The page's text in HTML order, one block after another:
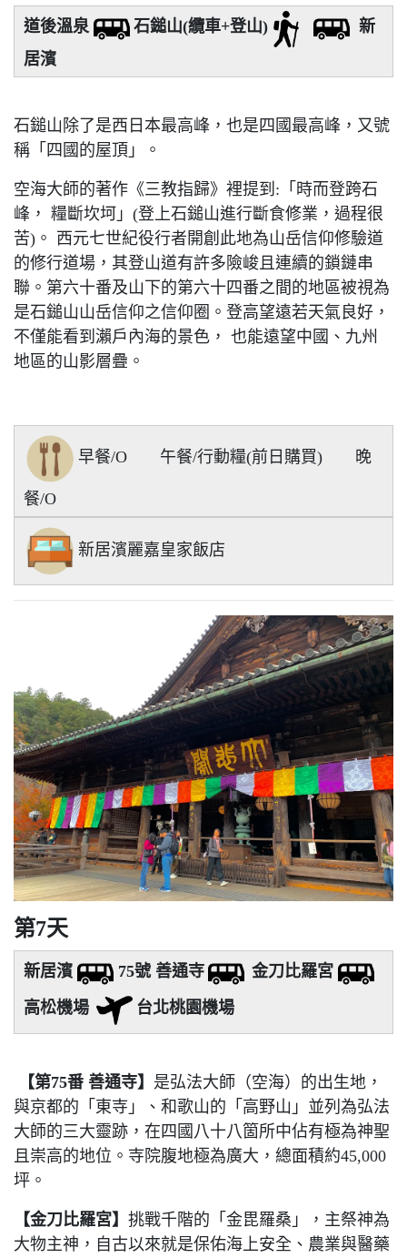
道後溫泉 石鎚山(纜車+登山)
新
居濱
石鎚山除了是西日本最高峰，也是四國最高峰，又號
稱「四國的屋頂」。
空海大師的著作《三教指歸》裡提到:「時而登跨石
峰， 糧斷坎坷」(登上石鎚山進行斷食修業，過程很
苦)。 西元七世紀役行者開創此地為山岳信仰修驗道
的修行道場，其登山道有許多險峻且連續的鎖鏈串
聯。第六十番及山下的第六十四番之間的地區被視為
是石鎚山山岳信仰之信仰圈。登高望遠若天氣良好，
不僅能看到瀨戶內海的景色， 也能遠望中國、九州
地區的山影層疊。
早餐/O 午餐/行動糧(前日購買) 晚
餐/O
新居濱麗嘉皇家飯店
第7天
新居濱 75號 善通寺
金刀比羅宮
高松機場
台北桃園機場
【第75番 善通寺】 是弘法大師（空海）的出生地，
與京都的「東寺」、和歌山的「高野山」並列為弘法
大師的三大靈跡，在四國八十八箇所中佔有極為神聖
且崇高的地位。寺院腹地極為廣大，總面積約45,000
坪。
【金刀比羅宮】 挑戰千階的「金毘羅桑」，主祭神為
大物主神，自古以來就是保佑海上安全、農業與醫藥